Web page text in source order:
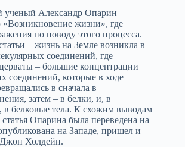
ученый Александр Опарин
«Возникновение жизни», где
по поводу этого процесса.
– жизнь на Земле возникла в
соединений, где
– большие концентрации
соединений, которые в ходе
в сначала в
затем – в белки, и, в
в белковые тела. К схожим выводам
Опарина была переведена на
на Западе, пришел и
Холдейн.